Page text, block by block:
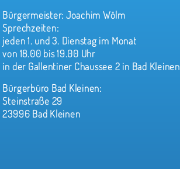
Bürgermeister: Joachim Wölm
Sprechzeiten:
jeden 1. und 3. Dienstag im Monat
von 18.00 bis 19.00 Uhr
in der Gallentiner Chaussee 2 in Bad Kleinen
Bürgerbüro Bad Kleinen:
Steinstraße 29
23996 Bad Kleinen